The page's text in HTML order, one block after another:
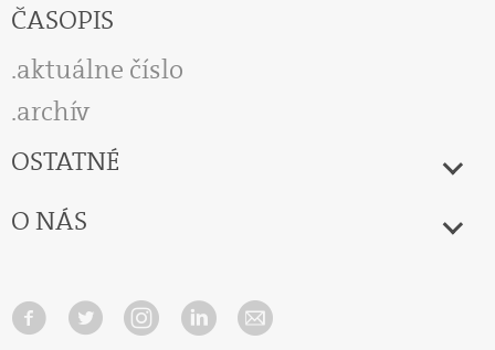
ČASOPIS
aktuálne číslo
archív
OSTATNÉ
O NÁS